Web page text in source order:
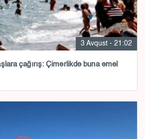
3 Avqust - 21:02
çağırış: Çimərlikdə buna əməl